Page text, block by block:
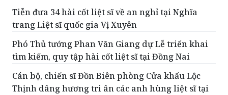
Tiễn đưa 34 hài cốt liệt sĩ về an nghỉ tại Nghĩa
trang Liệt sĩ quốc gia Vị Xuyên
Phó Thủ tướng Phan Văn Giang dự Lễ triển khai
tìm kiếm, quy tập hài cốt liệt sĩ tại Đồng Nai
Cán bộ, chiến sĩ Đồn Biên phòng Cửa khẩu Lộc
Thịnh dâng hương tri ân các anh hùng liệt sĩ tại